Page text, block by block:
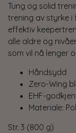
Tung og solid
trening av styrke i
effektiv
alle aldre og
som vil nå lenger
Håndsydd
Zero-Wing
EHF-
Materiale:
Str. 3 (800 g)